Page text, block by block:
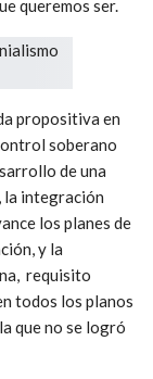
queremos ser.
propositiva en
soberano
de una
la integración
los planes de
y la
requisito
todos los planos
que no se logró